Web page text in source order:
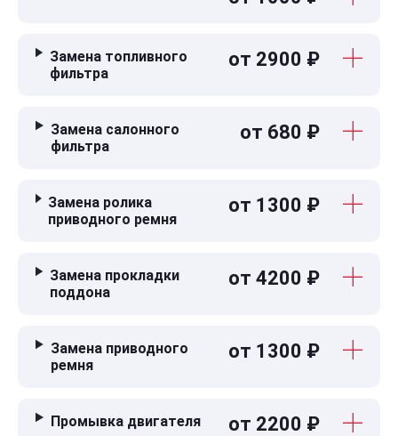
Замена топливного
фильтра
от 2900 ₽
Замена салонного
фильтра
от 680 ₽
Замена ролика
приводного ремня
от 1300 ₽
Замена прокладки
поддона
от 4200 ₽
Замена приводного
ремня
от 1300 ₽
Промывка двигателя от 2200 ₽